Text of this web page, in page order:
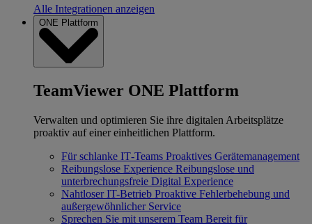
Alle Integrationen anzeigen
ONE Plattform
TeamViewer ONE Plattform
Verwalten und optimieren Sie ihre digitalen Arbeitsplätze
proaktiv auf einer einheitlichen Plattform.
Für schlanke IT‐Teams Proaktives Gerätemanagement
Reibungslose Experience Reibungslose und
unterbrechungsfreie Digital Experience
Nahtloser IT-Betrieb Proaktive Fehlerbehebung und
außergewöhnlicher Service
Sprechen Sie mit unserem Team Bereit für